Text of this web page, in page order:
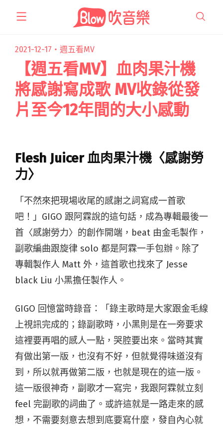
2021-12-17・ 週五看MV
【週五看MV】血肉果汁機
將感謝寫成歌 MV收錄從發
片至今12年間的大小感動
Flesh Juicer 血肉果汁機〈感謝勞
力〉
「不然來把現場收尾的感謝之詞寫成一首歌
吧！」GIGO 跟阿霖說的這句話，成為專輯最後一
首〈感謝勞力〉的創作開端，beat 由金毛製作，
副歌編曲跟旋律 solo 都是阿霖一手包辦。除了
專輯製作人 Matt 外，這首歌也找來了 Jesse
black Liu 小黑擔任製作人。
GIGO 回憶當時錄音：「錄主歌時是大家跟金毛線
上視訊完成的；錄副歌時，小黑則是在一旁要求
這裡要再唱的感人一點，哭腔要出來。當時其實
有做出第一版，也沒有不好，但就覺得味道沒有
到，所以就再做第二版，也就是現在的這一版。
這一版很神奇，副歌才一寫完，我跟阿霖就立刻
feel 完副歌的詞曲了。或許這就是一路走來的感
想，不需要刻意去想到底要寫什麼，發自內心就